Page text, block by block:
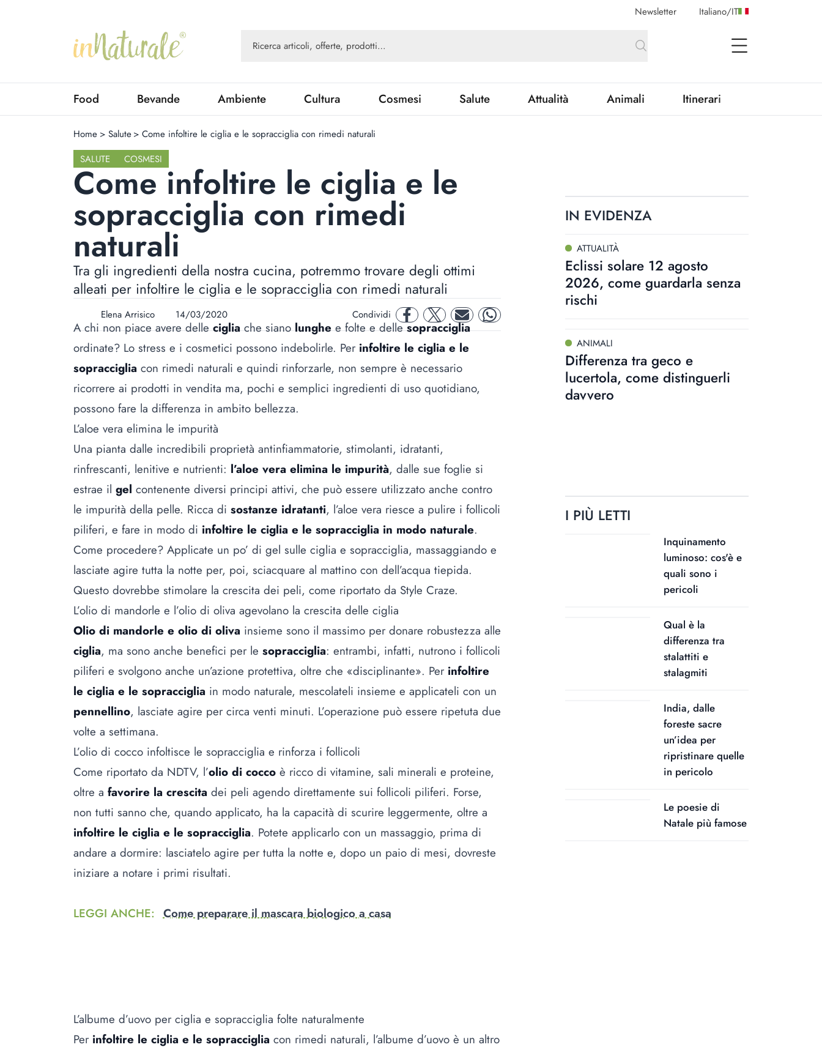
Newsletter Italiano/IT
open Menu
Food Bevande Ambiente Cultura Cosmesi Salute Attualità Animali Itinerari
Home > Salute > Come infoltire le ciglia e le sopracciglia con rimedi naturali
SALUTE
COSMESI
Come infoltire le ciglia e le
sopracciglia con rimedi
naturali
Tra gli ingredienti della nostra cucina, potremmo trovare degli ottimi
alleati per infoltire le ciglia e le sopracciglia con rimedi naturali
Elena Arrisico 14/03/2020 Condividi facebooktwitter mail whatsapp
A chi non piace avere dellecigliache sianolunghee folte e dellesopracciglia
ordinate? Lo stress e i cosmetici possono indebolirle. Per infoltire le ciglia e le
sopracciglia con rimedi naturali e quindi rinforzarle, non sempre è necessario
ricorrere ai prodotti in vendita ma, pochi e semplici ingredienti di uso quotidiano,
possono fare la differenza in ambito bellezza.
L’aloe vera elimina le impurità
Una pianta dalle incredibili proprietà antinfiammatorie, stimolanti, idratanti,
rinfrescanti, lenitive e nutrienti: l’aloe vera elimina le impurità, dalle sue foglie si
estrae il gel contenente diversi principi attivi, che può essere utilizzato anche contro
le impurità della pelle. Ricca di sostanze idratanti, l’aloe vera riesce a pulire i follicoli
piliferi, e fare in modo di infoltire le ciglia e le sopracciglia in modo naturale.
Come procedere? Applicate un po’ di gel sulle ciglia e sopracciglia, massaggiando e
lasciate agire tutta la notte per, poi, sciacquare al mattino con dell’acqua tiepida.
Questo dovrebbe stimolare la crescita dei peli, come riportato da Style Craze.
L’olio di mandorle e l’olio di oliva agevolano la crescita delle ciglia
Olio di mandorle e olio di oliva insieme sono il massimo per donare robustezza alle
ciglia, ma sono anche benefici per le sopracciglia: entrambi, infatti, nutrono i follicoli
piliferi e svolgono anche un’azione protettiva, oltre che «disciplinante». Per infoltire
le ciglia e le sopracciglia in modo naturale, mescolateli insieme e applicateli con un
pennellino, lasciate agire per circa venti minuti. L’operazione può essere ripetuta due
volte a settimana.
L’olio di cocco infoltisce le sopracciglia e rinforza i follicoli
Come riportato da NDTV, l’olio di cocco è ricco di vitamine, sali minerali e proteine,
oltre a favorire la crescita dei peli agendo direttamente sui follicoli piliferi. Forse,
non tutti sanno che, quando applicato, ha la capacità di scurire leggermente, oltre a
infoltire le ciglia e le sopracciglia. Potete applicarlo con un massaggio, prima di
andare a dormire: lasciatelo agire per tutta la notte e, dopo un paio di mesi, dovreste
iniziare a notare i primi risultati.
LEGGI ANCHE: Come preparare il mascara biologico a casa
L’albume d’uovo per ciglia e sopracciglia folte naturalmente
Per infoltire le ciglia e le sopracciglia con rimedi naturali, l’albume d’uovo è un altro
IN EVIDENZA
ATTUALITÀ
Eclissi solare 12 agosto
2026, come guardarla senza
rischi
ANIMALI
Differenza tra geco e
lucertola, come distinguerli
davvero
I PIÙ LETTI
Inquinamento
luminoso: cos'è e
quali sono i
pericoli
Qual è la
differenza tra
stalattiti e
stalagmiti
India, dalle
foreste sacre
un’idea per
ripristinare quelle
in pericolo
Le poesie di
Natale più famose